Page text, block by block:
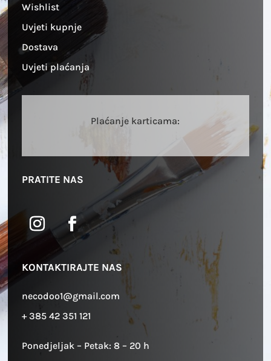
Wishlist
Uvjeti kupnje
Dostava
Uvjeti plaćanja
Plaćanje karticama:
PRATITE NAS
KONTAKTIRAJTE NAS
necodoo1@gmail.com
+ 385 42 351 121
Ponedjeljak – Petak: 8 – 20 h